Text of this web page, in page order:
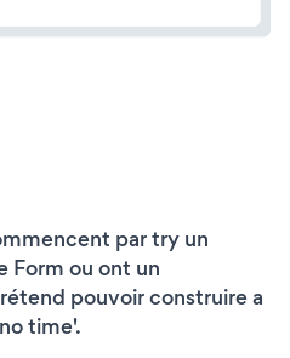
par try un
Form ou ont un
pouvoir construire a
time'.